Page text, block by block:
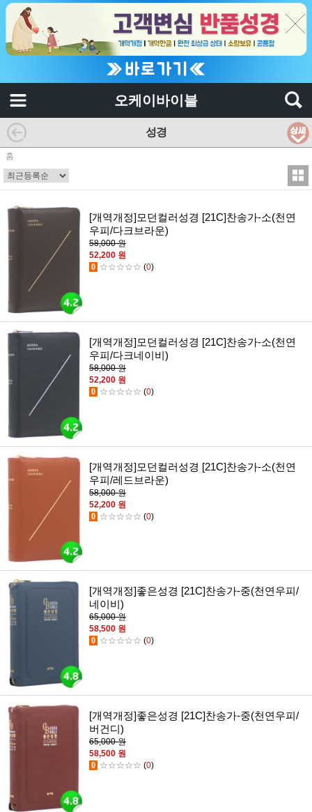
오케이바이블
성경
홈
[개역개정]모던컬러성경 [21C]찬송가-소(천연
우피/다크브라운)
58,000 원
52,200 원
0 ☆☆☆☆☆ (0)
[개역개정]모던컬러성경 [21C]찬송가-소(천연
우피/다크네이비)
58,000 원
52,200 원
0 ☆☆☆☆☆ (0)
[개역개정]모던컬러성경 [21C]찬송가-소(천연
우피/레드브라운)
58,000 원
52,200 원
0 ☆☆☆☆☆ (0)
[개역개정]좋은성경 [21C]찬송가-중(천연우피/
네이비)
65,000 원
58,500 원
0 ☆☆☆☆☆ (0)
[개역개정]좋은성경 [21C]찬송가-중(천연우피/
버건디)
65,000 원
58,500 원
0 ☆☆☆☆☆ (0)